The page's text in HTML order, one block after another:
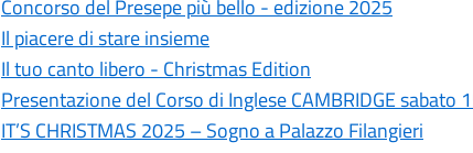
Concorso del Presepe più bello - edizione 2025
Il piacere di stare insieme
Il tuo canto libero - Christmas Edition
Presentazione del Corso di Inglese CAMBRIDGE sabato
IT’S CHRISTMAS 2025 – Sogno a Palazzo Filangieri